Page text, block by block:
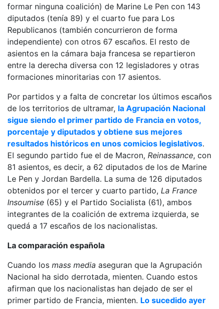
formar ninguna coalición) de Marine Le Pen con 143
diputados (tenía 89) y el cuarto fue para Los
Republicanos (también concurrieron de forma
independiente) con otros 67 escaños. El resto de
asientos en la cámara baja francesa se repartieron
entre la derecha diversa con 12 legisladores y otras
formaciones minoritarias con 17 asientos.
Por partidos y a falta de concretar los últimos escaños
de los territorios de ultramar, la Agrupación Nacional
sigue siendo el primer partido de Francia en votos,
porcentaje y diputados y obtiene sus mejores
resultados históricos en unos comicios legislativos.
El segundo partido fue el de Macron, Reinassance, con
81 asientos, es decir, a 62 diputados de los de Marine
Le Pen y Jordan Bardella. La suma de 126 diputados
obtenidos por el tercer y cuarto partido, La France
Insoumise (65) y el Partido Socialista (61), ambos
integrantes de la coalición de extrema izquierda, se
quedá a 17 escaños de los nacionalistas.
La comparación española
Cuando los mass media aseguran que la Agrupación
Nacional ha sido derrotada, mienten. Cuando estos
afirman que los nacionalistas han dejado de ser el
primer partido de Francia, mienten. Lo sucedido ayer